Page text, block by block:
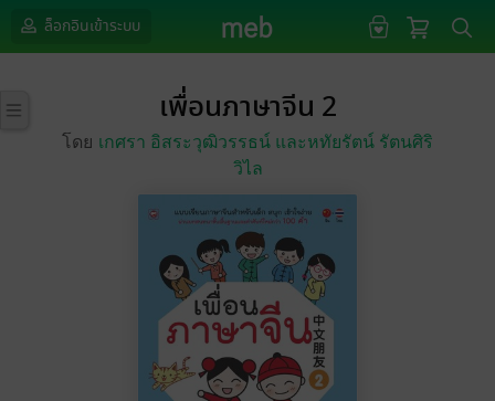
ล็อกอินเข้าระบบ
เพื่อนภาษาจีน 2
โดย เกศรา อิสระวุฒิวรรธน์ และหทัยรัตน์ รัตนศิริ
วิไล